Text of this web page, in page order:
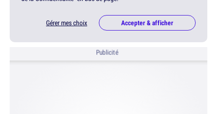
Gérer mes choix Accepter & afficher
Publicité